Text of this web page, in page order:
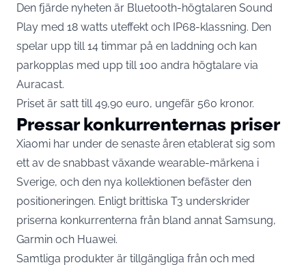
Den fjärde nyheten är Bluetooth-högtalaren Sound
Play med 18 watts uteffekt och IP68-klassning. Den
spelar upp till 14 timmar på en laddning och kan
parkopplas med upp till 100 andra högtalare via
Auracast.
Priset är satt till 49,90 euro, ungefär 560 kronor.
Pressar konkurrenternas priser
Xiaomi har under de senaste åren etablerat sig som
ett av de snabbast växande wearable-märkena i
Sverige, och den nya kollektionen befäster den
positioneringen. Enligt brittiska T3 underskrider
priserna konkurrenterna från bland annat Samsung,
Garmin och Huawei.
Samtliga produkter är tillgängliga från och med